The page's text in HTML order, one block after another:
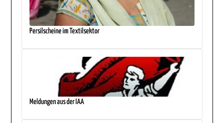
Persilscheine im Textilsektor
Meldungen aus der IAA